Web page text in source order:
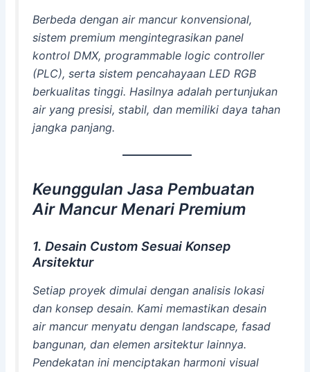
Berbeda dengan air mancur konvensional,
sistem premium mengintegrasikan panel
kontrol DMX, programmable logic controller
(PLC), serta sistem pencahayaan LED RGB
berkualitas tinggi. Hasilnya adalah pertunjukan
air yang presisi, stabil, dan memiliki daya tahan
jangka panjang.
Keunggulan Jasa Pembuatan
Air Mancur Menari Premium
1. Desain Custom Sesuai Konsep
Arsitektur
Setiap proyek dimulai dengan analisis lokasi
dan konsep desain. Kami memastikan desain
air mancur menyatu dengan landscape, fasad
bangunan, dan elemen arsitektur lainnya.
Pendekatan ini menciptakan harmoni visual